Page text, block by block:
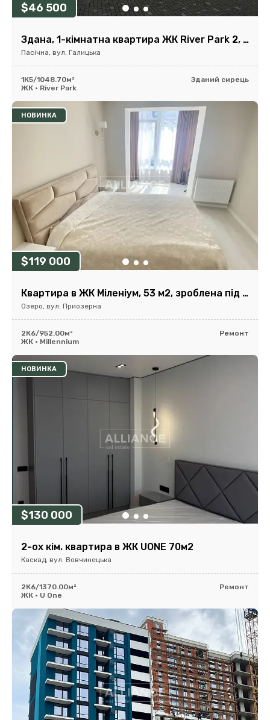
$46 500
Здана, 1-кімнатна квартира ЖК River Park 2, 48,7м2
Пасічна, вул. Галицька
1К5/1048.70м²
Зданий сирець
ЖК • River Park
НОВИНКА
$119 000
Квартира в ЖК Міленіум, 53 м2, зроблена під 2 кімнатну
Озеро, вул. Приозерна
2К6/952.00м²
Ремонт
ЖК • Millennium
НОВИНКА
$130 000
2-ох кім. квартира в ЖК UONE 70м2
Каскад, вул. Вовчинецька
2К6/1370.00м²
Ремонт
ЖК • U One